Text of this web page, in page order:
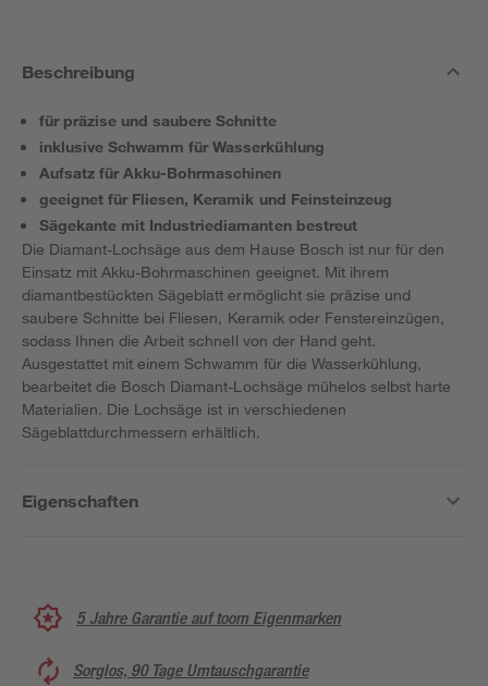
Beschreibung
für präzise und saubere Schnitte
inklusive Schwamm für Wasserkühlung
Aufsatz für Akku-Bohrmaschinen
geeignet für Fliesen, Keramik und Feinsteinzeug
Sägekante mit Industriediamanten bestreut
Die Diamant-Lochsäge aus dem Hause Bosch ist nur für den
Einsatz mit Akku-Bohrmaschinen geeignet. Mit ihrem
diamantbestückten Sägeblatt ermöglicht sie präzise und
saubere Schnitte bei Fliesen, Keramik oder Fenstereinzügen,
sodass Ihnen die Arbeit schnell von der Hand geht.
Ausgestattet mit einem Schwamm für die Wasserkühlung,
bearbeitet die Bosch Diamant-Lochsäge mühelos selbst harte
Materialien. Die Lochsäge ist in verschiedenen
Sägeblattdurchmessern erhältlich.
Eigenschaften
5 Jahre Garantie auf toom Eigenmarken
Sorglos, 90 Tage Umtauschgarantie